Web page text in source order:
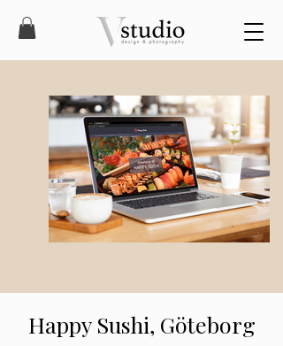
Happy Sushi, Göteborg